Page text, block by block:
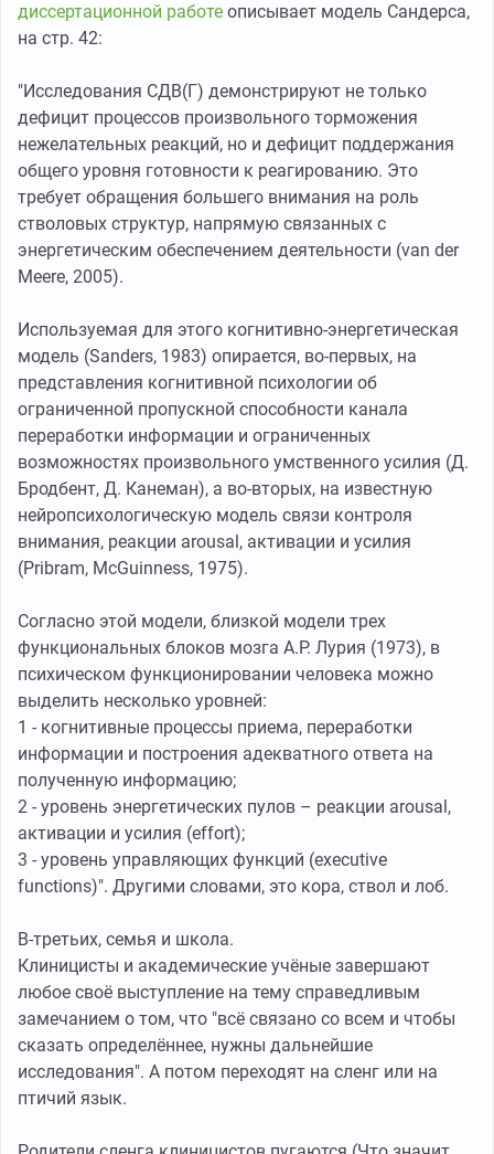
диссертационной работе описывает модель Сандерса,
на стр. 42:
"Исследования СДВ(Г) демонстрируют не только
дефицит процессов произвольного торможения
нежелательных реакций, но и дефицит поддержания
общего уровня готовности к реагированию. Это
требует обращения большего внимания на роль
стволовых структур, напрямую связанных с
энергетическим обеспечением деятельности (van der
Meere, 2005).
Используемая для этого когнитивно-энергетическая
модель (Sanders, 1983) опирается, во-первых, на
представления когнитивной психологии об
ограниченной пропускной способности канала
переработки информации и ограниченных
возможностях произвольного умственного усилия (Д.
Бродбент, Д. Канеман), а во-вторых, на известную
нейропсихологическую модель связи контроля
внимания, реакции arousal, активации и усилия
(Pribram, McGuinness, 1975).
Согласно этой модели, близкой модели трех
функциональных блоков мозга А.Р. Лурия (1973), в
психическом функционировании человека можно
выделить несколько уровней:
1 - когнитивные процессы приема, переработки
информации и построения адекватного ответа на
полученную информацию;
2 - уровень энергетических пулов – реакции arousal,
активации и усилия (effort);
3 - уровень управляющих функций (executive
functions)". Другими словами, это кора, ствол и лоб.
В-третьих, семья и школа.
Клиницисты и академические учёные завершают
любое своё выступление на тему справедливым
замечанием о том, что "всё связано со всем и чтобы
сказать определённее, нужны дальнейшие
исследования". А потом переходят на сленг или на
птичий язык.